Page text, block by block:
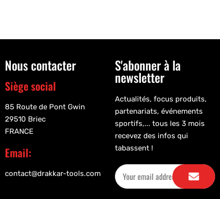
Nous contacter
Siège social
85 Route de Pont Gwin
29510 Briec
FRANCE
Email:
contact@drakkar-tools.com
S'abonner à la
newsletter
Actualités, focus produits,
partenariats, événements
sportifs,... tous les 3 mois
recevez des infos qui
tabassent !